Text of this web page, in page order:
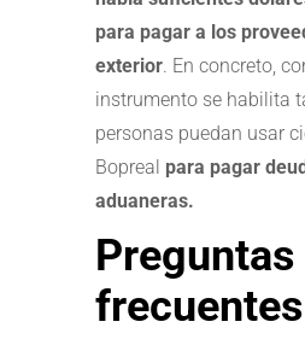
para pagar a los
exterior. En concreto,
instrumento se habilita
personas puedan usar
Bopreal para pagar
aduaneras.
Preguntas
frecuentes